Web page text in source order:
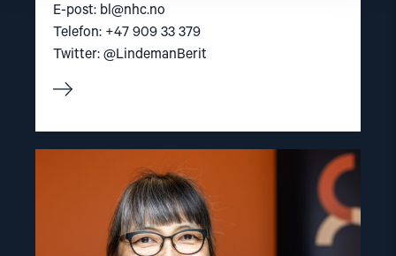
E-post: bl@nhc.no
Telefon: +47 909 33 379
Twitter: @LindemanBerit
"Inna
Sangadzhieva"